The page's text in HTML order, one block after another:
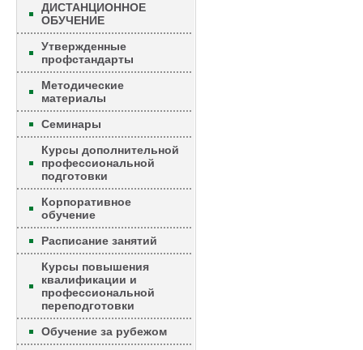
ДИСТАНЦИОННОЕ
ОБУЧЕНИЕ
Утвержденные
профстандарты
Методические
материалы
Семинары
Курсы дополнительной
профессиональной
подготовки
Корпоративное
обучение
Расписание занятий
Курсы повышения
квалификации и
профессиональной
переподготовки
Обучение за рубежом